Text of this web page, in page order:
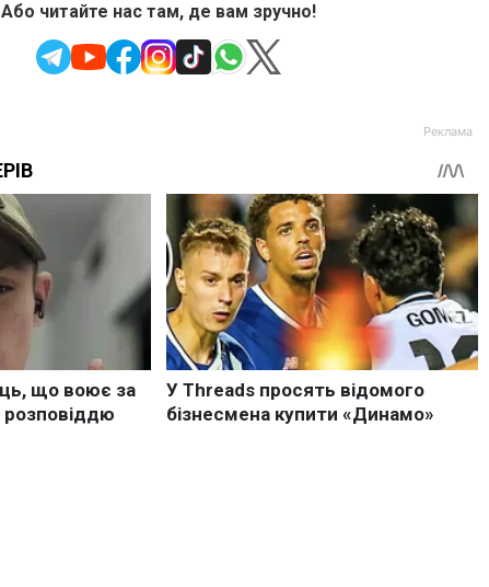
Або читайте нас там, де вам зручно!